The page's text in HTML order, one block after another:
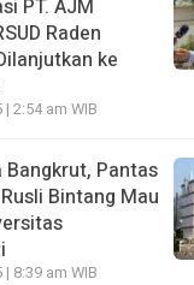
PT. AJM
Raden
ke
2:54 am WIB
Bangkrut, Pantas
Bintang Mau
8:39 am WIB